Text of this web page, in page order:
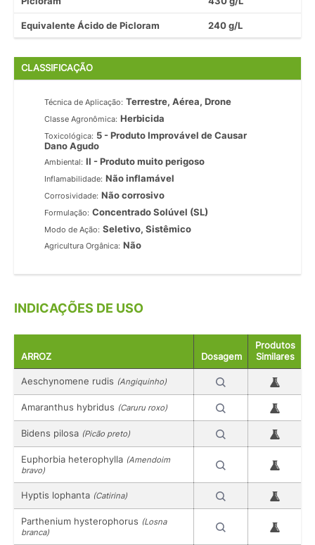
Equivalente Ácido de Picloram 240 g/L
CLASSIFICAÇÃO
Técnica de Aplicação: Terrestre, Aérea, Drone
Classe Agronômica: Herbicida
Toxicológica: 5 - Produto Improvável de Causar
Dano Agudo
Ambiental: II - Produto muito perigoso
Inflamabilidade: Não inflamável
Corrosividade: Não corrosivo
Formulação: Concentrado Solúvel (SL)
Modo de Ação: Seletivo, Sistêmico
Agricultura Orgânica: Não
INDICAÇÕES DE USO
ARROZ Dosagem
Produtos
Similares
Aeschynomene rudis (Angiquinho)
Amaranthus hybridus (Caruru roxo)
Bidens pilosa (Picão preto)
Euphorbia heterophylla (Amendoim
bravo)
Hyptis lophanta (Catirina)
Parthenium hysterophorus (Losna
branca)